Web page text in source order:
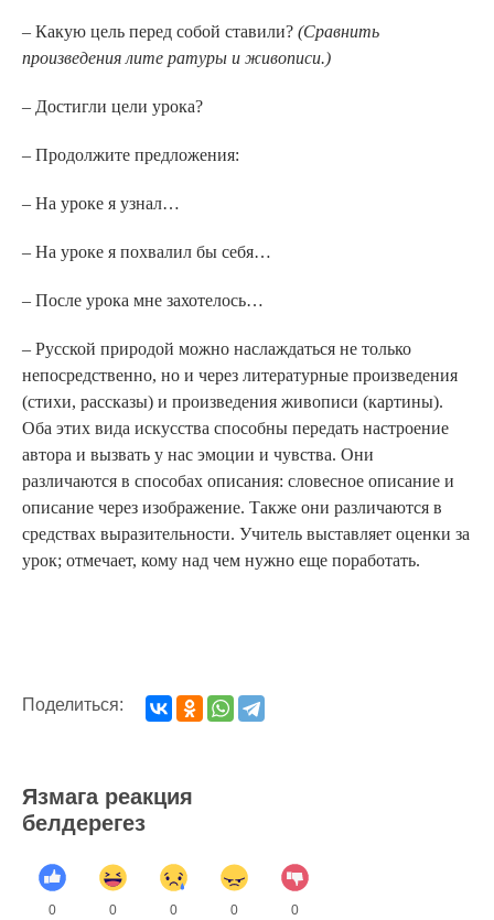
– Какую цель перед собой ставили? (Сравнить
произведения лите ратуры и живописи.)
– Достигли цели урока?
– Продолжите предложения:
– На уроке я узнал…
– На уроке я похвалил бы себя…
– После урока мне захотелось…
– Русской природой можно наслаждаться не только
непосредственно, но и через литературные произведения
(стихи, рассказы) и произведения живописи (картины).
Оба этих вида искусства способны передать настроение
автора и вызвать у нас эмоции и чувства. Они
различаются в способах описания: словесное описание и
описание через изображение. Также они различаются в
средствах выразительности. Учитель выставляет оценки за
урок; отмечает, кому над чем нужно еще поработать.
Поделиться:
Язмага реакция
белдерегез
0 0 0 0 0